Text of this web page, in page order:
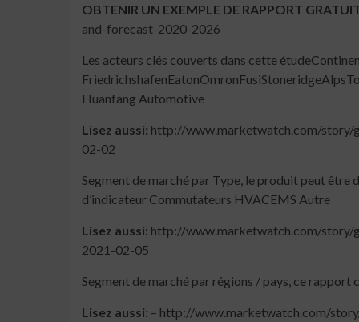
OBTENIR UN EXEMPLE DE RAPPORT
and-forecast-2020-2026
Les acteurs clés couverts dans cette
Huanfang Automotive
Lisez aussi: http://www.marketwatch.com/
02-02
Segment de marché par Type, le produit peut
d’indicateur Commutateurs HVACEMS Autre
Lisez aussi: http://www.marketwatch.com/
2021-02-05
Segment de marché par régions / pays, ce
Lisez aussi: – http://www.marketwatch.com/